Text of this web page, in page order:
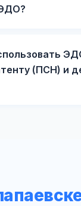
(ПСН) и